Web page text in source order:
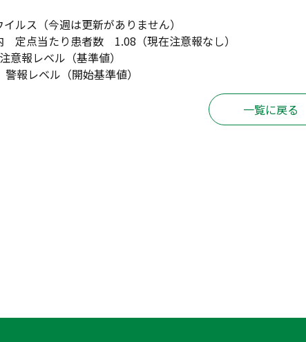
イルス（今週は更新がありません）
定点当たり患者数 1.08（現在注意報なし）
報レベル（基準値）
報レベル（開始基準値）
一覧に戻る